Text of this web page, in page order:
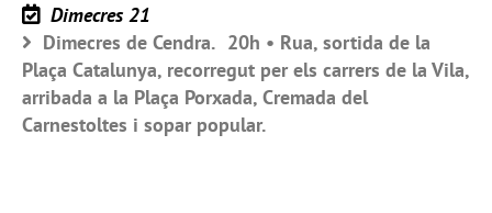
Dimecres 21
Dimecres de Cendra. 20h • Rua, sortida de la
Plaça Catalunya, recorregut per els carrers de la Vila,
arribada a la Plaça Porxada, Cremada del
Carnestoltes i sopar popular.